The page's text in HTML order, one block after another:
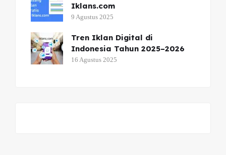
Iklans.com
9 Agustus 2025
Tren Iklan Digital di
Indonesia Tahun 2025–2026
16 Agustus 2025